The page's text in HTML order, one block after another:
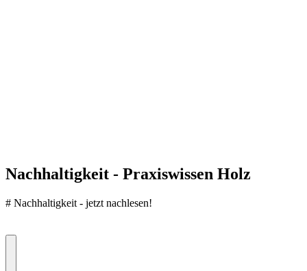
Nachhaltigkeit - Praxiswissen Holz
# Nachhaltigkeit - jetzt nachlesen!